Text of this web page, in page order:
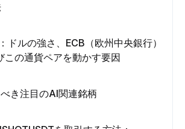
ドルの強さ、ECB（欧州中央銀行）
この通貨ペアを動かす要因
き注目のAI関連銘柄